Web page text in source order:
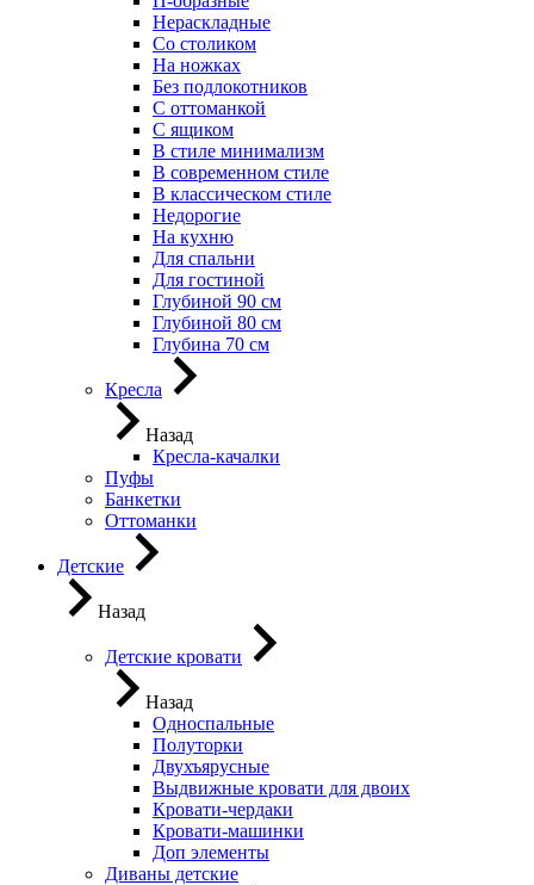
Нераскладные
Со столиком
На ножках
Без подлокотников
С оттоманкой
С ящиком
В стиле минимализм
В современном стиле
В классическом стиле
Недорогие
На кухню
Для спальни
Для гостиной
Глубиной 90 см
Глубиной 80 см
Глубина 70 см
Кресла
Назад
Кресла-качалки
Пуфы
Банкетки
Оттоманки
Детские
Назад
Детские кровати
Назад
Односпальные
Полуторки
Двухъярусные
Выдвижные кровати для двоих
Кровати-чердаки
Кровати-машинки
Доп элементы
Диваны детские